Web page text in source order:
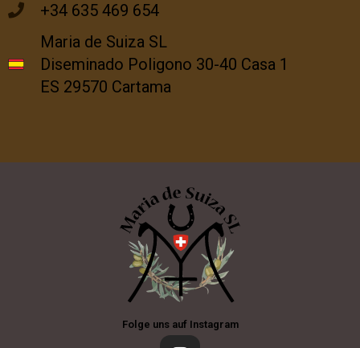
+34 635 469 654
Maria de Suiza SL
Diseminado Poligono 30-40 Casa 1
ES 29570 Cartama
Folge uns auf Instagram